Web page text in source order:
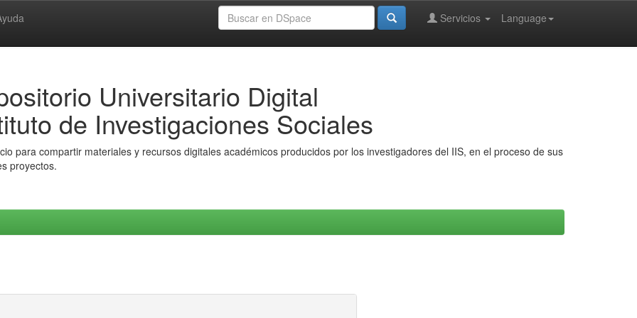
Language
Servicios
Universitario Digital
de Investigaciones Sociales
para compartir materiales y recursos digitales académicos producidos por los investigadores del IIS, en el proceso de sus
proyectos.